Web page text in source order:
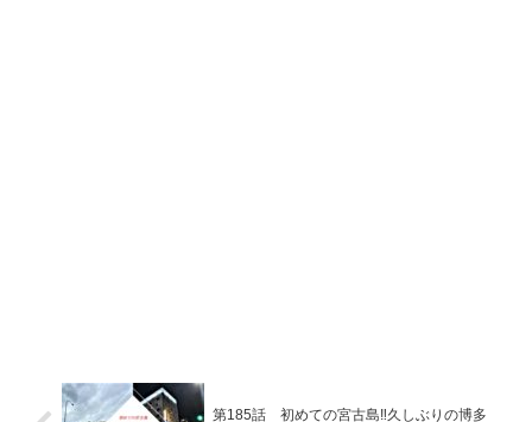
第185話 初めての宮古島‼久しぶりの博多